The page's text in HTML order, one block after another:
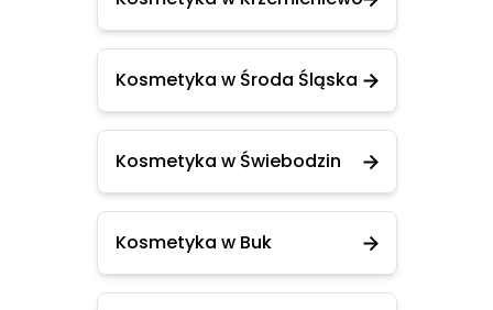
Kosmetyka w Środa Śląska
Kosmetyka w Świebodzin
Kosmetyka w Buk